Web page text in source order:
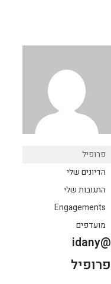
פרופיל
הדיונים שלי
התגובות שלי
Engagements
מועדפים
@idany
פרופיל